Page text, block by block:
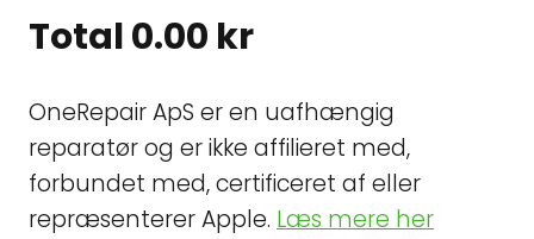
Total0.00 kr
OneRepair ApS er en uafhængig
reparatør og er ikke affilieret med,
forbundet med, certificeret af eller
repræsenterer Apple. Læs mere her